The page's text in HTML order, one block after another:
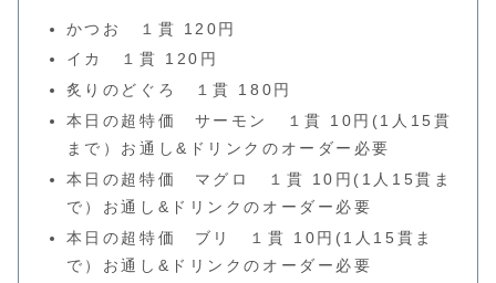
かつお １貫 120円
イカ １貫 120円
炙りのどぐろ １貫 180円
本日の超特価 サーモン １貫 10円(1人15貫
まで）お通し&ドリンクのオーダー必要
本日の超特価 マグロ １貫 10円(1人15貫ま
で）お通し&ドリンクのオーダー必要
本日の超特価 ブリ １貫 10円(1人15貫ま
で）お通し&ドリンクのオーダー必要